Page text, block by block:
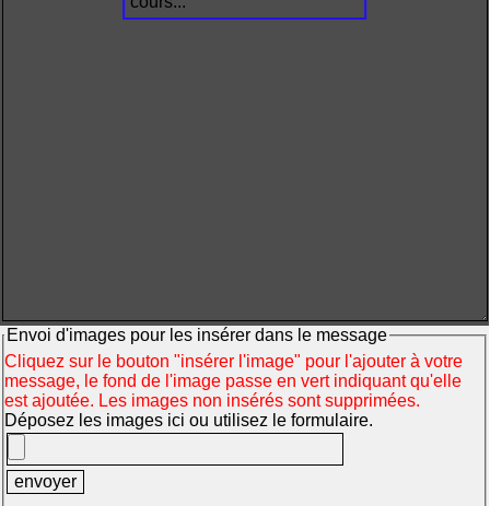
Envoi d'images pour les insérer dans le message
Cliquez sur le bouton "insérer l'image" pour l'ajouter à votre
message, le fond de l'image passe en vert indiquant qu'elle
est ajoutée. Les images non insérés sont supprimées.
Déposez les images ici ou utilisez le formulaire.